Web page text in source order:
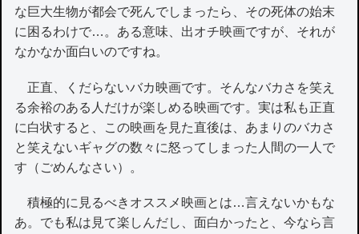
な巨大生物が都会で死んでしまったら、その死体の始末
に困るわけで…。ある意味、出オチ映画ですが、それが
なかなか面白いのですね。
正直、くだらないバカ映画です。そんなバカさを笑え
る余裕のある人だけが楽しめる映画です。実は私も正直
に白状すると、この映画を見た直後は、あまりのバカさ
と笑えないギャグの数々に怒ってしまった人間の一人で
す（ごめんなさい）。
積極的に見るべきオススメ映画とは…言えないかもな
あ。でも私は見て楽しんだし、面白かったと、今なら言